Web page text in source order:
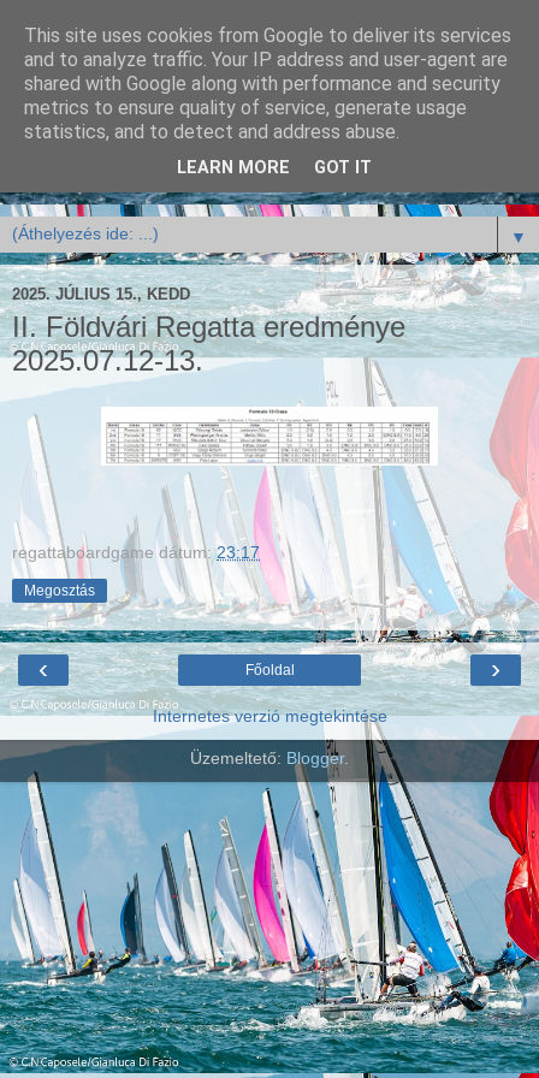
▼
2025. JÚLIUS 15., KEDD
II. Földvári Regatta eredménye
2025.07.12-13.
regattaboardgame dátum:23:17
Megosztás
‹ ›
Főoldal
Internetes verzió megtekintése
Üzemeltető: Blogger.
This site uses cookies from Google to deliver its services
and to analyze traffic. Your IP address and user-agent are
shared with Google along with performance and security
metrics to ensure quality of service, generate usage
statistics, and to detect and address abuse.
LEARN MORE GOT IT